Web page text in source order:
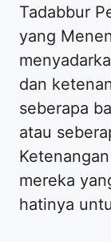
Tadabbur
yang
dan
seberapa
atau
mereka
hatinya